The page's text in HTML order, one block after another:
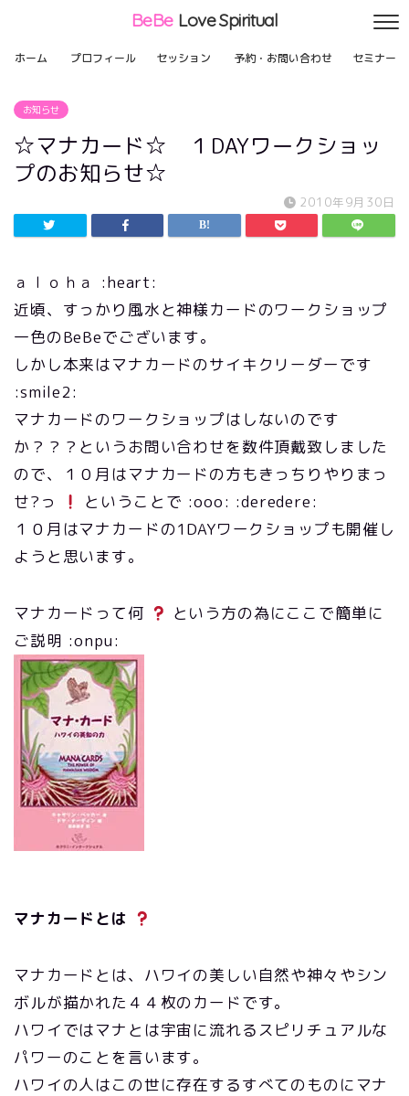
BeBe Love Spiritual
ホーム プロフィール セッション 予約・お問い合わせ セミナー
お知らせ
☆マナカード☆ １DAYワークショッ
プのお知らせ☆
2010年9月30日
ａｌｏｈａ :heart:
近頃、すっかり風水と神様カードのワークショップ
一色のBeBeでございます。
しかし本来はマナカードのサイキクリーダーです
:smile2:
マナカードのワークショップはしないのです
か？？？というお問い合わせを数件頂戴致しました
ので、１０月はマナカードの方もきっちりやりまっ
せ?っ
ということで :ooo: :deredere:
１０月はマナカードの1DAYワークショップも開催し
ようと思います。
マナカードって何
という方の為にここで簡単に
ご説明 :onpu:
マナカードとは
マナカードとは、ハワイの美しい自然や神々やシン
ボルが描かれた４４枚のカードです。
ハワイではマナとは宇宙に流れるスピリチュアルな
パワーのことを言います。
ハワイの人はこの世に存在するすべてのものにマナ